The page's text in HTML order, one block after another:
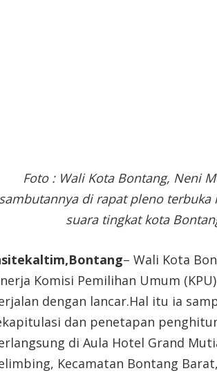
Foto : Wali Kota Bontang, Neni
sambutannya di rapat pleno
suara tingkat kota
– Wali Kota
Komisi Pemilihan Umum
dengan lancar.Hal itu ia
dan penetapan
di Aula Hotel Grand
Kecamatan Bontang